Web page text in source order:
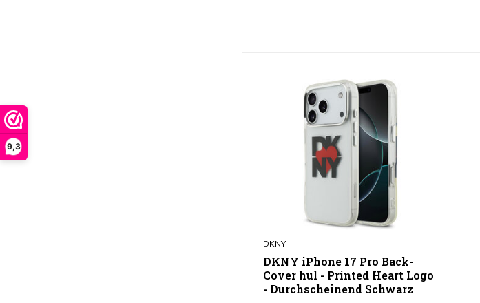
9,3
DKNY
DKNY iPhone 17 Pro Back-
Cover hul - Printed Heart Logo
- Durchscheinend Schwarz